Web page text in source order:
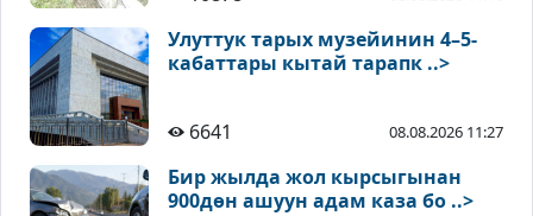
Улуттук тарых музейинин 4–5-
кабаттары кытай тарапк ..>
6641 08.08.2026 11:27
Бир жылда жол кырсыгынан
900дөн ашуун адам каза бо ..>